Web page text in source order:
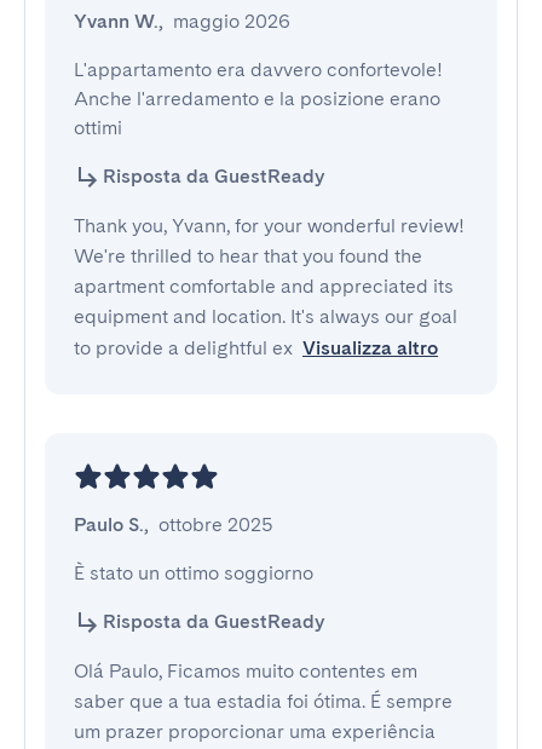
Yvann W., maggio 2026
L'appartamento era davvero confortevole!
Anche l'arredamento e la posizione erano
ottimi
Risposta da GuestReady
Thank you, Yvann, for your wonderful review!
We're thrilled to hear that you found the
apartment comfortable and appreciated its
equipment and location. It's always our goal
to provide a delightful ex Visualizza altro
Paulo S., ottobre 2025
È stato un ottimo soggiorno
Risposta da GuestReady
Olá Paulo, Ficamos muito contentes em
saber que a tua estadia foi ótima. É sempre
um prazer proporcionar uma experiência